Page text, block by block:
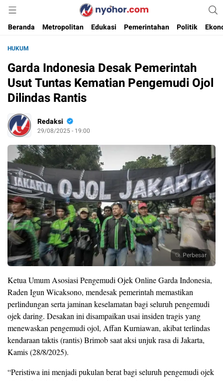
Nyohor.com
Media Informasi Ternyohor
Beranda
Metropolitan Edukasi Pemerintahan Politik
HUKUM
Garda Indonesia Desak Pemerintah
Usut Tuntas Kematian Pengemudi Ojol
Dilindas Rantis
Redaksi
29/08/2025 - 19:00
Perbesar
Ketua Umum Asosiasi Pengemudi Ojek Online Garda Indonesia,
Raden Igun Wicaksono, mendesak pemerintah memastikan
perlindungan serta jaminan keselamatan bagi seluruh pengemudi
ojek daring. Desakan ini disampaikan usai insiden tragis yang
menewaskan pengemudi ojol, Affan Kurniawan, akibat terlindas
kendaraan taktis (rantis) Brimob saat aksi unjuk rasa di Jakarta,
Kamis (28/8/2025).
“Peristiwa ini menjadi pukulan berat bagi seluruh pengemudi ojek